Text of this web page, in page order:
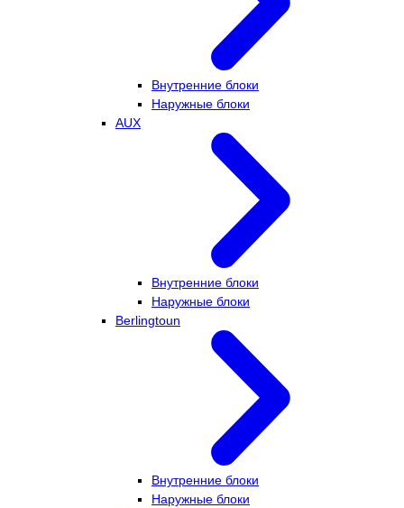
Внутренние блоки
Наружные блоки
AUX
Внутренние блоки
Наружные блоки
Berlingtoun
Внутренние блоки
Наружные блоки